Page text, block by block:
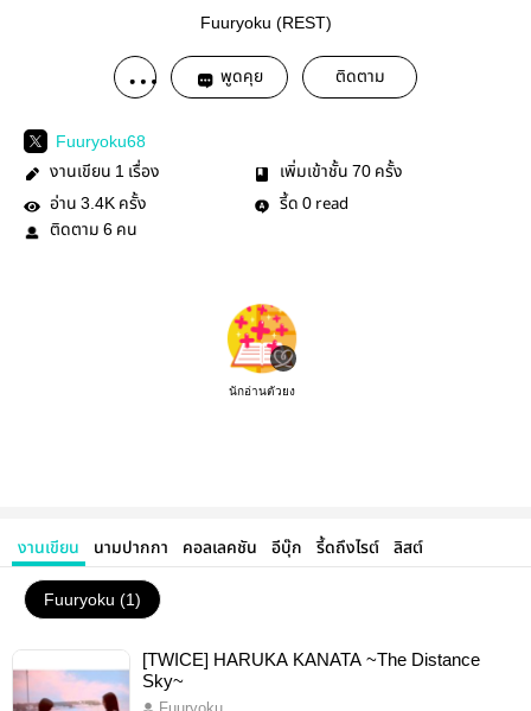
Fuuryoku (REST)
พูดคุย ติดตาม
Fuuryoku68
งานเขียน 1 เรื่อง เพิ่มเข้าชั้น 70 ครั้ง
อ่าน 3.4K ครั้ง รี้ด 0 read
ติดตาม 6 คน
นักอ่านตัวยง
งานเขียน นามปากกา คอลเลคชัน อีบุ๊ก รี้ดถึงไรต์ ลิสต์
Fuuryoku (1)
[TWICE] HARUKA KANATA ~The Distance
Sky~